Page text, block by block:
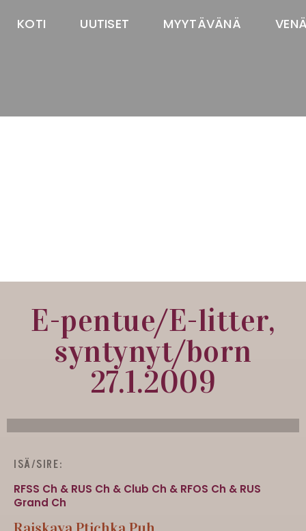
KOTI UUTISET MYYTÄVÄNÄ
E-pentue/E-litter,
syntynyt/born
27.1.2009
ISÄ/SIRE:
RFSS Ch & RUS Ch & Club Ch & RFOS Ch & RUS
Grand Ch